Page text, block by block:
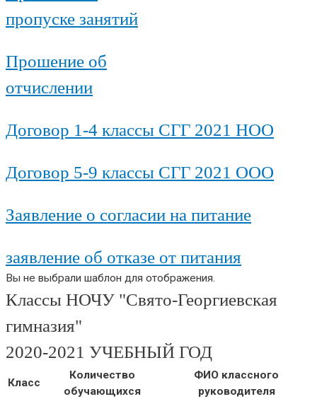
пропуске занятий
Прошение об
отчислении
Договор 1-4 классы СГГ 2021 НОО
Договор 5-9 классы СГГ 2021 ООО
Заявление о согласии на питание
заявление об отказе от питания
Вы не выбрали шаблон для отображения.
Классы НОЧУ "Свято-Георгиевская
гимназия"
2020-2021 УЧЕБНЫЙ ГОД
Класс
Количество
обучающихся
ФИО классного
руководителя